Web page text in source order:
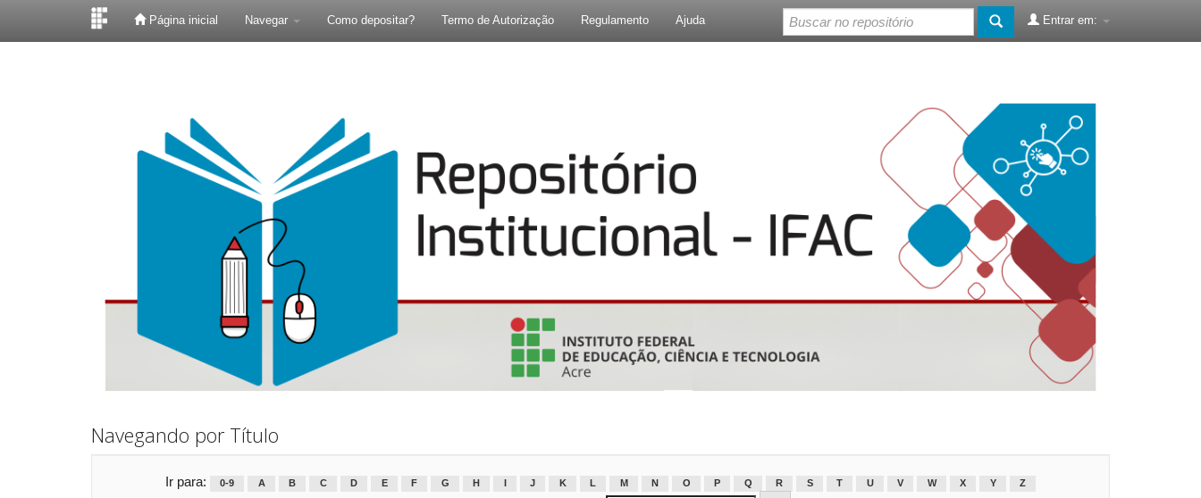
Página inicial Navegar Como depositar? Termo de Autorização Regulamento Ajuda Entrar em:
Navegando por Título
Ir para: 0-9 A B C D E F G H J K L M N O P Q R S T U V W X Y Z